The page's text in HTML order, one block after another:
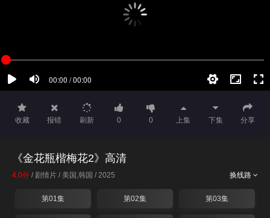
收藏 报错 刷新 0 0 上集 下集 分享
《金花瓶楷梅花2》高清
换线路
4.0分 / 剧情片 / 美国,韩国 / 2025
第01集 第02集 第03集